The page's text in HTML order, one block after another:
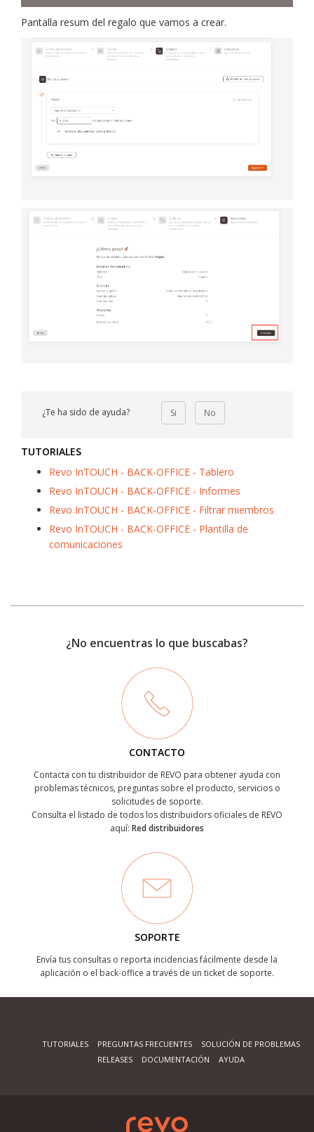
Pantalla resum del regalo que vamos a crear.
¿Te ha sido de ayuda? Si No
TUTORIALES
Revo InTOUCH - BACK-OFFICE - Tablero
Revo InTOUCH - BACK-OFFICE - Informes
Revo InTOUCH - BACK-OFFICE - Filtrar miembros
Revo InTOUCH - BACK-OFFICE - Plantilla de
comunicaciones
¿No encuentras lo que buscabas?
CONTACTO
Contacta con tu distribuidor de REVO para obtener ayuda con
problemas técnicos, preguntas sobre el producto, servicios o
solicitudes de soporte.
Consulta el listado de todos los distribuidors oficiales de REVO
aquí: Red distribuidores
SOPORTE
Envía tus consultas o reporta incidencias fácilmente desde la
aplicación o el back-office a través de un ticket de soporte.
TUTORIALES PREGUNTAS FRECUENTES
SOLUCIÓN DE PROBLEMAS
RELEASES
DOCUMENTACIÓN AYUDA